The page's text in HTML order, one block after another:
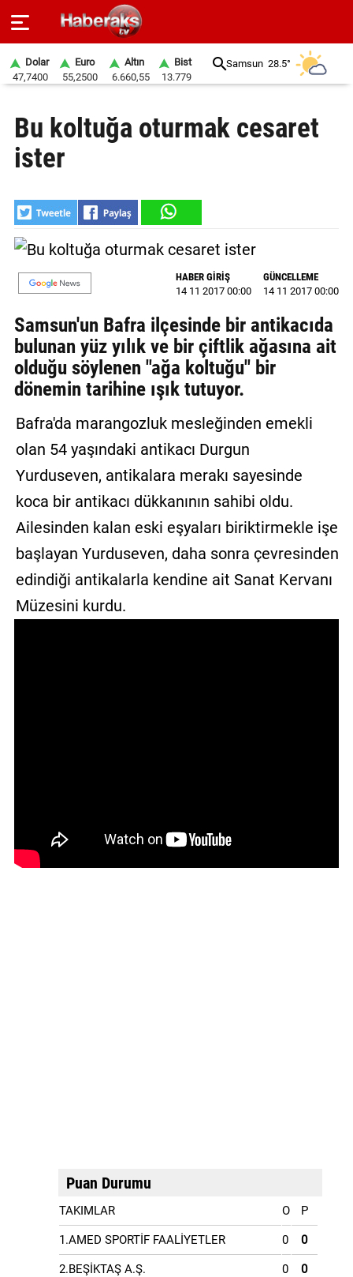
SPOR
YAŞAM
EKONOMİ
BELEDİYELER
SAĞLIK
EĞİTİM
GALERİ
YAZARLAR
BİZE
ULAŞIN
Künye
İletişim
Gizlilik
Sözleşmesi
Dolar
47,7400
Euro
55,2500
Altın
6.660,55
Bist
13.779
Samsun 28.5°
Bu koltuğa oturmak cesaret
ister
HABER GİRİŞ
14 11 2017 00:00
GÜNCELLEME
14 11 2017 00:00
Samsun'un Bafra ilçesinde bir antikacıda
bulunan yüz yılık ve bir çiftlik ağasına ait
olduğu söylenen "ağa koltuğu" bir
dönemin tarihine ışık tutuyor.
Bafra'da marangozluk mesleğinden emekli
olan 54 yaşındaki antikacı Durgun
Yurduseven, antikalara merakı sayesinde
koca bir antikacı dükkanının sahibi oldu.
Ailesinden kalan eski eşyaları biriktirmekle işe
başlayan Yurduseven, daha sonra çevresinden
edindiği antikalarla kendine ait Sanat Kervanı
Müzesini kurdu.
Puan Durumu
TAKIMLAR O P
1.AMED SPORTİF FAALİYETLER 0 0
2.BEŞİKTAŞ A.Ş. 0 0